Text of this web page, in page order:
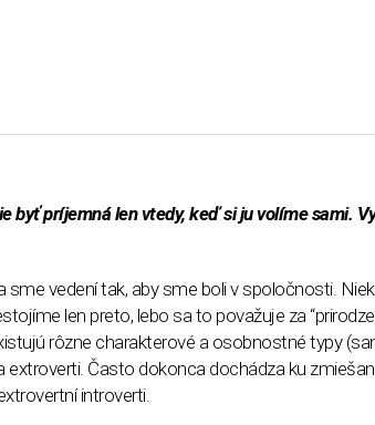
byť príjemná len vtedy, keď si ju volíme sami.
sme vedení tak, aby sme boli v spoločnosti.
len preto, lebo sa to považuje za
rôzne charakterové a osobnostné typy
extroverti. Často dokonca dochádza ku
introverti.